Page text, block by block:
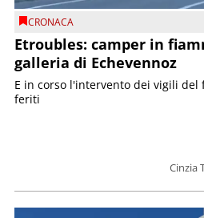
CRONACA
Etroubles: camper in
galleria di Echevennoz
Cinzia
E in corso l'intervento dei vigili del
feriti